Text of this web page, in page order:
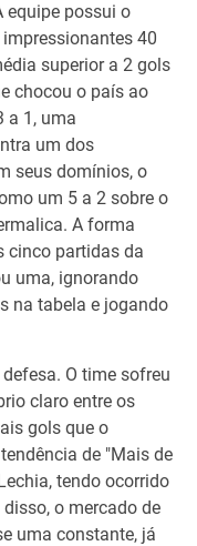
equipe possui o
40
superior a 2 gols
chocou o país ao
a 1, uma
um dos
seus domínios, o
um 5 a 2 sobre o
A forma
cinco partidas da
uma, ignorando
na tabela e jogando
O time sofreu
claro entre os
gols que o
de "Mais de
tendo ocorrido
o mercado de
uma constante, já